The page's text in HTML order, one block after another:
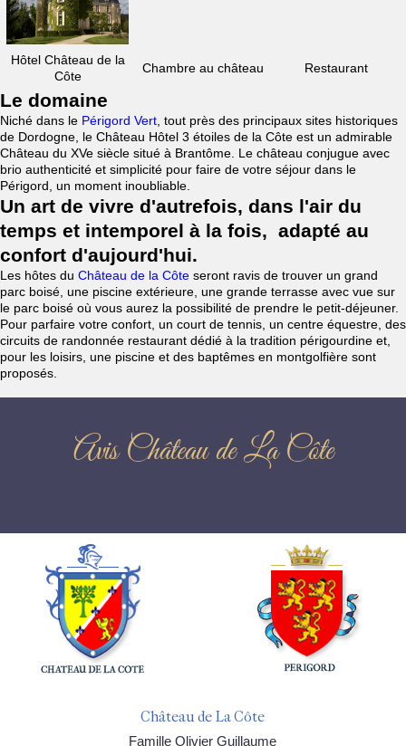
Hôtel Château de la
Côte
Chambre au château Restaurant
Le domaine
Niché dans le Périgord Vert , tout près des principaux sites historiques
de Dordogne, le Château Hôtel 3 étoiles de la Côte est un admirable
Château du XVe siècle situé à Brantôme. Le château conjugue avec
brio authenticité et simplicité pour faire de votre séjour dans le
Périgord, un moment inoubliable.
Un art de vivre d'autrefois, dans l'air du
temps et intemporel à la fois, adapté au
confort d'aujourd'hui.
Les hôtes du Château de la Côte seront ravis de trouver un grand
parc boisé, une piscine extérieure, une grande terrasse avec vue sur
le parc boisé où vous aurez la possibilité de prendre le petit-déjeuner.
Pour parfaire votre confort, un court de tennis, un centre équestre, des
circuits de randonnée restaurant dédié à la tradition périgourdine et,
pour les loisirs, une piscine et des baptêmes en montgolfière sont
proposés.
Avis Château de La Côte
Château de La Côte
Famille Olivier Guillaume